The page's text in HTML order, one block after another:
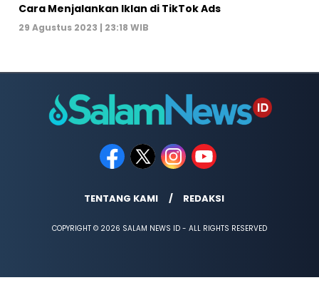
Cara Menjalankan Iklan di TikTok Ads
29 Agustus 2023 | 23:18 WIB
TENTANG KAMI REDAKSI
COPYRIGHT © 2026 SALAM NEWS ID - ALL RIGHTS RESERVED